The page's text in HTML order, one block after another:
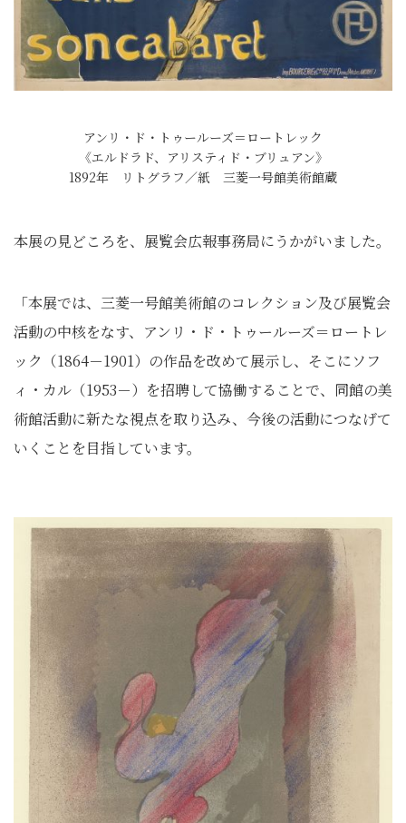
アンリ・ド・トゥールーズ＝ロートレック
《エルドラド、アリスティド・ブリュアン》
1892年 リトグラフ／紙 三菱一号館美術館蔵
本展の見どころを、展覧会広報事務局にうかがいました。
「本展では、三菱一号館美術館のコレクション及び展覧会
活動の中核をなす、アンリ・ド・トゥールーズ＝ロートレ
ック（1864－1901）の作品を改めて展示し、そこにソフ
ィ・カル（1953－）を招聘して協働することで、同館の美
術館活動に新たな視点を取り込み、今後の活動につなげて
いくことを目指しています。